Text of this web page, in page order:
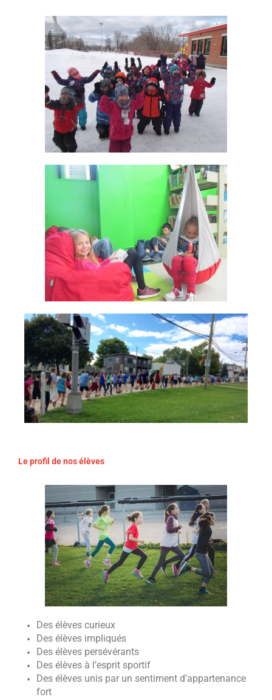
Le profil de nos élèves
Des élèves curieux
Des élèves impliqués
Des élèves persévérants
Des élèves à l’esprit sportif
Des élèves unis par un sentiment d’appartenance
fort